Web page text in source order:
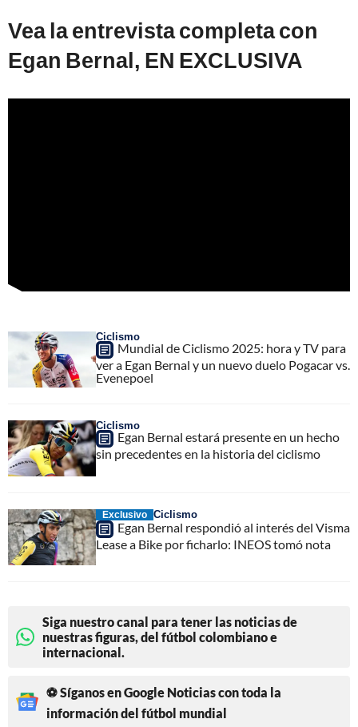
Vea la entrevista completa con
Egan Bernal, EN EXCLUSIVA
Ciclismo
Mundial de Ciclismo 2025: hora y TV para
ver a Egan Bernal y un nuevo duelo Pogacar vs.
Evenepoel
Ciclismo
Egan Bernal estará presente en un hecho
sin precedentes en la historia del ciclismo
Exclusivo Ciclismo
Egan Bernal respondió al interés del Visma
Lease a Bike por ficharlo: INEOS tomó nota
Siga nuestro canal para tener las noticias de
nuestras figuras, del fútbol colombiano e
internacional.
⚽ Síganos en Google Noticias con toda la
información del fútbol mundial